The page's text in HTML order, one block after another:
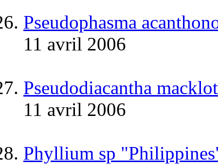
Pseudophasma
11 avril 2006
Pseudodiacantha
11 avril 2006
Phyllium sp